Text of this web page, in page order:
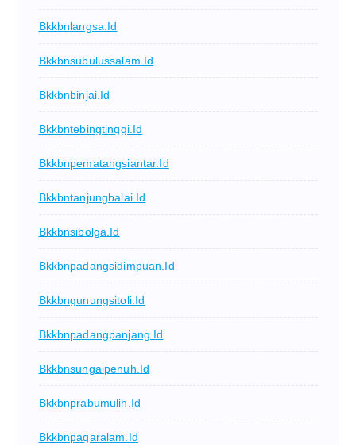
Bkkbnlangsa.id
Bkkbnsubulussalam.id
Bkkbnbinjai.id
Bkkbntebingtinggi.id
Bkkbnpematangsiantar.id
Bkkbntanjungbalai.id
Bkkbnsibolga.id
Bkkbnpadangsidimpuan.id
Bkkbngunungsitoli.id
Bkkbnpadangpanjang.id
Bkkbnsungaipenuh.id
Bkkbnprabumulih.id
Bkkbnpagaralam.id